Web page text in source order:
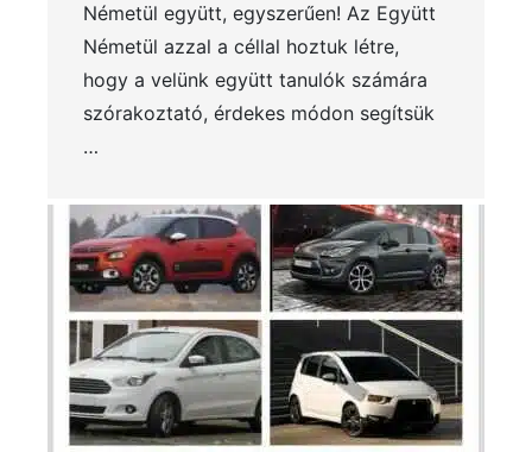
Németül együtt, egyszerűen! Az Együtt
Németül azzal a céllal hoztuk létre,
hogy a velünk együtt tanulók számára
szórakoztató, érdekes módon segítsük
…